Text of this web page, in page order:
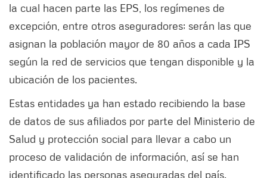
la cual hacen parte las EPS, los regímenes de
excepción, entre otros aseguradores; serán las que
asignan la población mayor de 80 años a cada IPS
según la red de servicios que tengan disponible y la
ubicación de los pacientes.
Estas entidades ya han estado recibiendo la base
de datos de sus afiliados por parte del Ministerio de
Salud y protección social para llevar a cabo un
proceso de validación de información, así se han
identificado las personas aseguradas del país.